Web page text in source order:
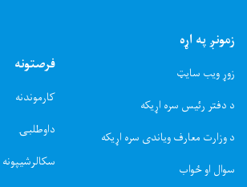
زمونږ په اړه
زوړ ویب سایټ
د دفتر رئیس سره اړیکه
د وزارت معارف ویاندی سره اړیکه
سوال او ځواب
فرصتونه
کارموندنه
داوطلبۍ
سکالرشیپونه